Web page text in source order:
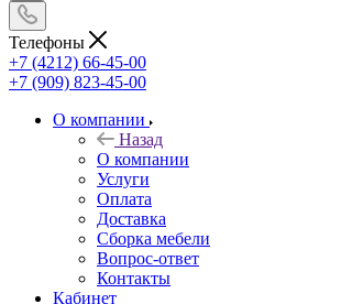
Телефоны
+7 (4212) 66-45-00
+7 (909) 823-45-00
О компании
Назад
О компании
Услуги
Оплата
Доставка
Сборка мебели
Вопрос-ответ
Контакты
Кабинет